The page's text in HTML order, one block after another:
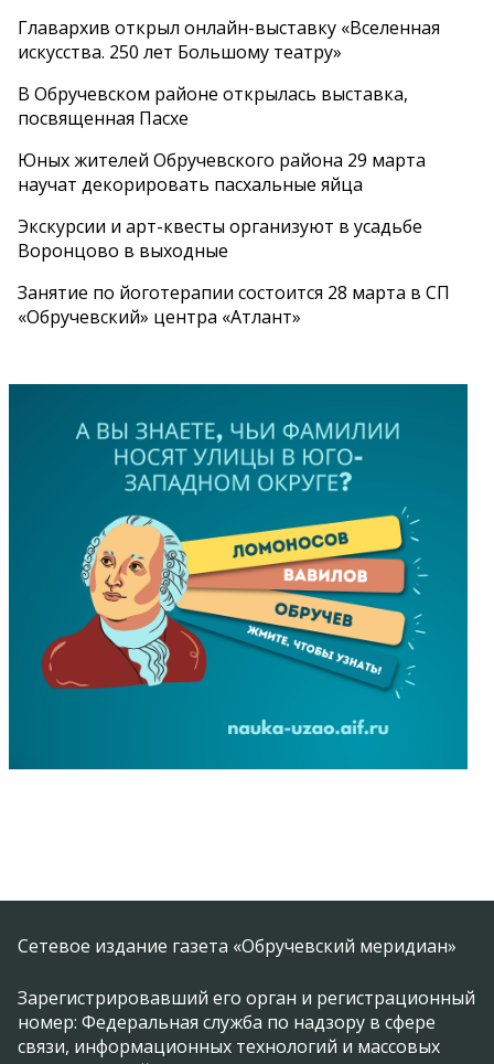
Главархив открыл онлайн-выставку «Вселенная
искусства. 250 лет Большому театру»
В Обручевском районе открылась выставка,
посвященная Пасхе
Юных жителей Обручевского района 29 марта
научат декорировать пасхальные яйца
Экскурсии и арт-квесты организуют в усадьбе
Воронцово в выходные
Занятие по йоготерапии состоится 28 марта в СП
«Обручевский» центра «Атлант»
Сетевое издание газета «Обручевский меридиан»
Зарегистрировавший его орган и регистрационный
номер: Федеральная служба по надзору в сфере
связи, информационных технологий и массовых